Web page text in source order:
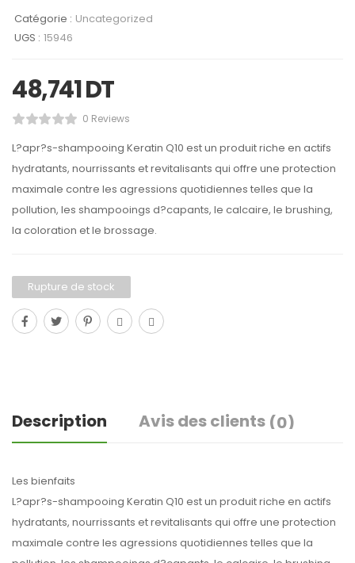
Catégorie : Uncategorized
UGS : 15946
48,741DT
0 Reviews
L?apr?s-shampooing Keratin Q10 est un produit riche en actifs
hydratants, nourrissants et revitalisants qui offre une protection
maximale contre les agressions quotidiennes telles que la
pollution, les shampooings d?capants, le calcaire, le brushing,
la coloration et le brossage.
Rupture de stock
Description Avis des clients (0)
Les bienfaits
L?apr?s-shampooing Keratin Q10 est un produit riche en actifs
hydratants, nourrissants et revitalisants qui offre une protection
maximale contre les agressions quotidiennes telles que la